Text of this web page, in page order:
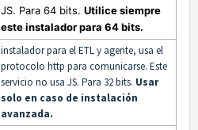
JS. Para 64 bits. Utilice siempre
este instalador para 64 bits.
instalador para el ETL y agente, usa el
protocolo http para comunicarse. Este
servicio no usa JS. Para 32 bits. Usar
solo en caso de instalación
avanzada.